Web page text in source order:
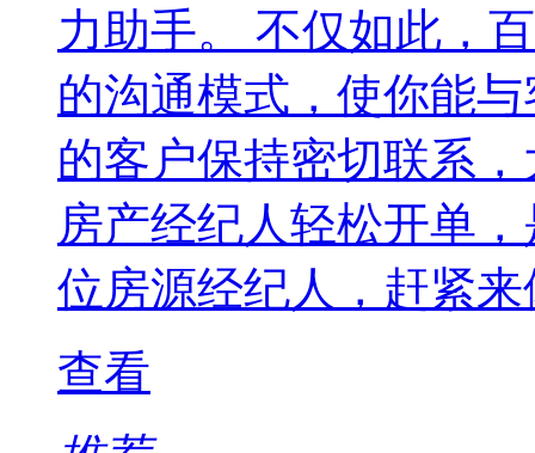
力助手。 不仅如此，
的沟通模式，使你能
的客户保持密切联系
房产经纪人轻松开单
位房源经纪人，赶紧
查看